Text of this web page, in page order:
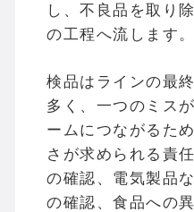
し、不良品を取り
の工程へ流します。
検品はラインの最
多く、一つのミス
ームにつながるた
さが求められる責
の確認、電気製品
の確認、食品への